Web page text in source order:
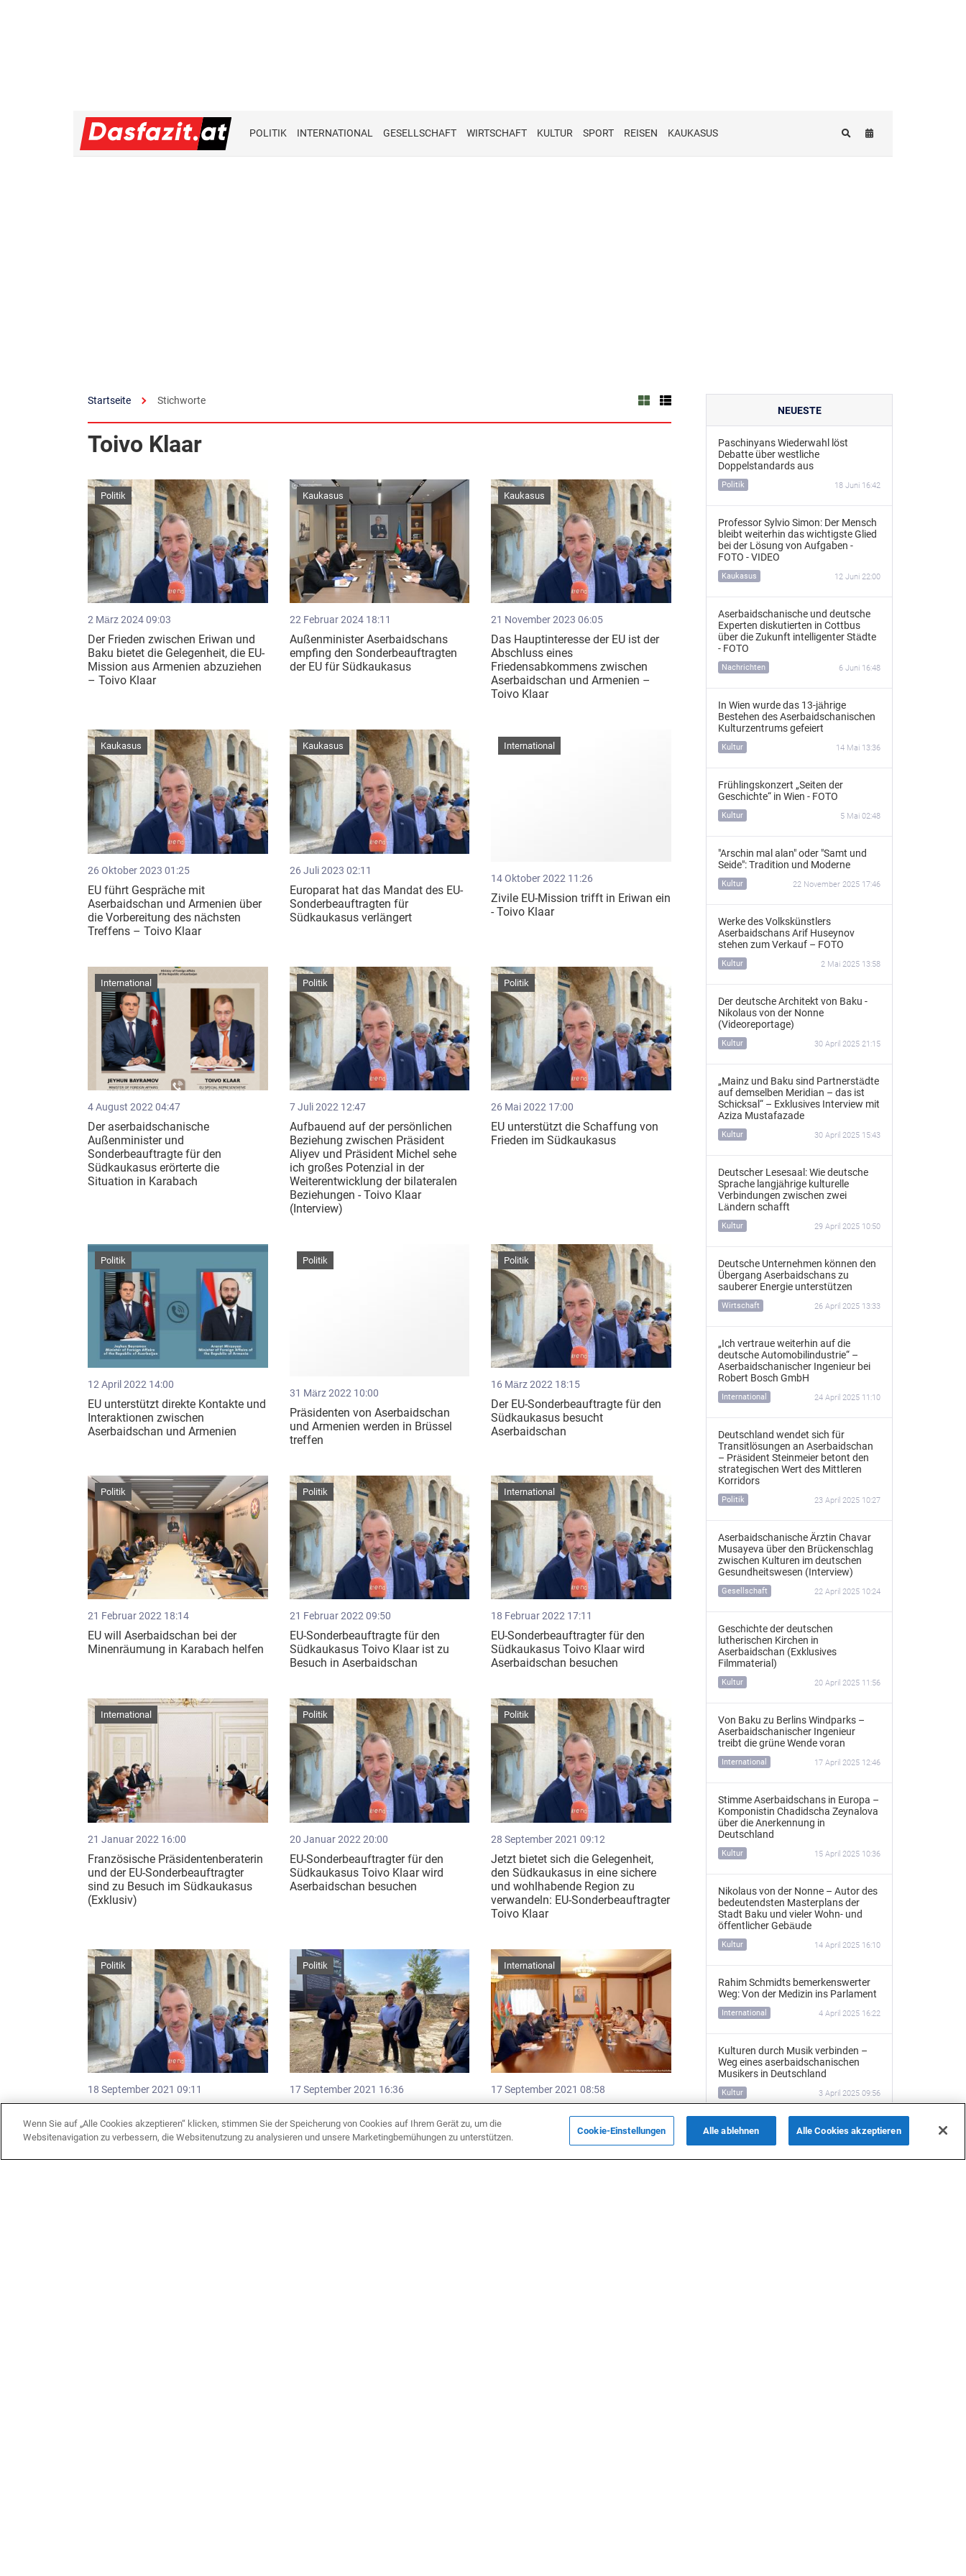
POLITIK INTERNATIONAL GESELLSCHAFT WIRTSCHAFT KULTUR SPORT REISEN KAUKASUS
Startseite Stichworte
Toivo Klaar
2 März 2024 09:03
Der Frieden zwischen Eriwan und
Baku bietet die Gelegenheit, die EU-
Mission aus Armenien abzuziehen
– Toivo Klaar
Politik
22 Februar 2024 18:11
Außenminister Aserbaidschans
empfing den Sonderbeauftragten
der EU für Südkaukasus
Kaukasus
21 November 2023 06:05
Das Hauptinteresse der EU ist der
Abschluss eines
Friedensabkommens zwischen
Aserbaidschan und Armenien –
Toivo Klaar
Kaukasus
26 Oktober 2023 01:25
EU führt Gespräche mit
Aserbaidschan und Armenien über
die Vorbereitung des nächsten
Treffens – Toivo Klaar
Kaukasus
26 Juli 2023 02:11
Europarat hat das Mandat des EU-
Sonderbeauftragten für
Südkaukasus verlängert
Kaukasus
14 Oktober 2022 11:26
Zivile EU-Mission trifft in Eriwan ein
- Toivo Klaar
International
4 August 2022 04:47
Der aserbaidschanische
Außenminister und
Sonderbeauftragte für den
Südkaukasus erörterte die
Situation in Karabach
International
7 Juli 2022 12:47
Aufbauend auf der persönlichen
Beziehung zwischen Präsident
Aliyev und Präsident Michel sehe
ich großes Potenzial in der
Weiterentwicklung der bilateralen
Beziehungen - Toivo Klaar
(Interview)
Politik
26 Mai 2022 17:00
EU unterstützt die Schaffung von
Frieden im Südkaukasus
Politik
12 April 2022 14:00
EU unterstützt direkte Kontakte und
Interaktionen zwischen
Aserbaidschan und Armenien
Politik
31 März 2022 10:00
Präsidenten von Aserbaidschan
und Armenien werden in Brüssel
treffen
Politik
16 März 2022 18:15
Der EU-Sonderbeauftragte für den
Südkaukasus besucht
Aserbaidschan
Politik
21 Februar 2022 18:14
EU will Aserbaidschan bei der
Minenräumung in Karabach helfen
Politik
21 Februar 2022 09:50
EU-Sonderbeauftragte für den
Südkaukasus Toivo Klaar ist zu
Besuch in Aserbaidschan
Politik
18 Februar 2022 17:11
EU-Sonderbeauftragter für den
Südkaukasus Toivo Klaar wird
Aserbaidschan besuchen
International
21 Januar 2022 16:00
Französische Präsidentenberaterin
und der EU-Sonderbeauftragter
sind zu Besuch im Südkaukasus
(Exklusiv)
International
20 Januar 2022 20:00
EU-Sonderbeauftragter für den
Südkaukasus Toivo Klaar wird
Aserbaidschan besuchen
Politik
28 September 2021 09:12
Jetzt bietet sich die Gelegenheit,
den Südkaukasus in eine sichere
und wohlhabende Region zu
verwandeln: EU-Sonderbeauftragter
Toivo Klaar
Politik
18 September 2021 09:11
Aserbaidschan zusammenarbeiten,
um eine andere Zukunft
Politik
17 September 2021 16:36
Südkaukasus Toivo Klaar ist in
Karabach
Politik
17 September 2021 08:58
Verteidigungsminister trifft sich mit
dem EU-Sonderbeauftragten für
den Südkaukasus
International
NEUESTE
Paschinyans Wiederwahl löst
Debatte über westliche
Doppelstandards aus
Politik 18 Juni 16:42
Professor Sylvio Simon: Der Mensch
bleibt weiterhin das wichtigste Glied
bei der Lösung von Aufgaben -
FOTO - VIDEO
Kaukasus 12 Juni 22:00
Aserbaidschanische und deutsche
Experten diskutierten in Cottbus
über die Zukunft intelligenter Städte
- FOTO
Nachrichten 6 Juni 16:48
In Wien wurde das 13‑jährige
Bestehen des Aserbaidschanischen
Kulturzentrums gefeiert
Kultur 14 Mai 13:36
Frühlingskonzert „Seiten der
Geschichte“ in Wien - FOTO
Kultur 5 Mai 02:48
"Arschin mal alan" oder "Samt und
Seide": Tradition und Moderne
Kultur 22 November 2025 17:46
Werke des Volkskünstlers
Aserbaidschans Arif Huseynov
stehen zum Verkauf – FOTO
Kultur 2 Mai 2025 13:58
Der deutsche Architekt von Baku -
Nikolaus von der Nonne
(Videoreportage)
Kultur 30 April 2025 21:15
„Mainz und Baku sind Partnerstädte
auf demselben Meridian – das ist
Schicksal“ – Exklusives Interview mit
Aziza Mustafazade
Kultur 30 April 2025 15:43
Deutscher Lesesaal: Wie deutsche
Sprache langjährige kulturelle
Verbindungen zwischen zwei
Ländern schafft
Kultur 29 April 2025 10:50
Deutsche Unternehmen können den
Übergang Aserbaidschans zu
sauberer Energie unterstützen
Wirtschaft 26 April 2025 13:33
„Ich vertraue weiterhin auf die
deutsche Automobilindustrie“ –
Aserbaidschanischer Ingenieur bei
Robert Bosch GmbH
International 24 April 2025 11:10
Deutschland wendet sich für
Transitlösungen an Aserbaidschan
– Präsident Steinmeier betont den
strategischen Wert des Mittleren
Korridors
Politik 23 April 2025 10:27
Aserbaidschanische Ärztin Chavar
Musayeva über den Brückenschlag
zwischen Kulturen im deutschen
Gesundheitswesen (Interview)
Gesellschaft 22 April 2025 10:24
Geschichte der deutschen
lutherischen Kirchen in
Aserbaidschan (Exklusives
Filmmaterial)
Kultur 20 April 2025 11:56
Von Baku zu Berlins Windparks –
Aserbaidschanischer Ingenieur
treibt die grüne Wende voran
International 17 April 2025 12:46
Stimme Aserbaidschans in Europa –
Komponistin Chadidscha Zeynalova
über die Anerkennung in
Deutschland
Kultur 15 April 2025 10:36
Nikolaus von der Nonne – Autor des
bedeutendsten Masterplans der
Stadt Baku und vieler Wohn- und
öffentlicher Gebäude
Kultur 14 April 2025 16:10
Rahim Schmidts bemerkenswerter
Weg: Von der Medizin ins Parlament
International 4 April 2025 16:22
Kulturen durch Musik verbinden –
Weg eines aserbaidschanischen
Musikers in Deutschland
Kultur 3 April 2025 09:56
Die Geschichte von Wazeh und
Wenn Sie auf „Alle Cookies akzeptieren“ klicken, stimmen Sie der Speicherung von Cookies auf Ihrem Gerät zu, um die
Websitenavigation zu verbessern, die Websitenutzung zu analysieren und unsere Marketingbemühungen zu unterstützen.
Cookie-Einstellungen Alle ablehnen Alle Cookies akzeptieren